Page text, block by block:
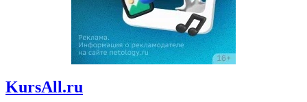
KursAll.ru